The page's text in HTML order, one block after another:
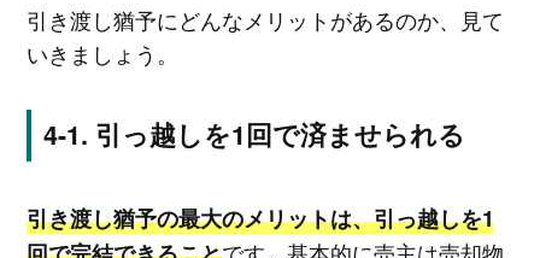
引き渡し猶予にどんなメリットがあるのか、見て
いきましょう。
引っ越しを1回で済ませられる
引き渡し猶予の最大のメリットは、引っ越しを1